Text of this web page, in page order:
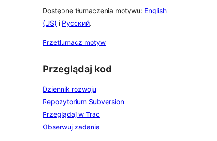
Dostępne tłumaczenia motywu: English
(US) i Русский.
Przetłumacz motyw
Przeglądaj kod
Dziennik rozwoju
Repozytorium Subversion
Przeglądaj w Trac
Obserwuj zadania